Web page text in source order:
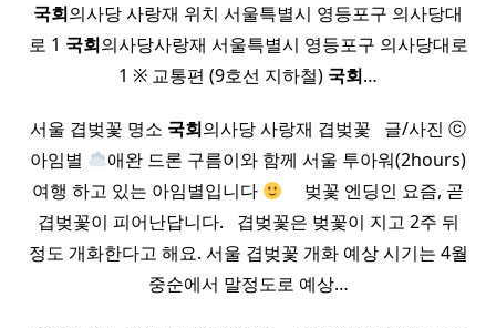
국회의사당 사랑재 위치 서울특별시 영등포구 의사당대
로 1 국회의사당사랑재 서울특별시 영등포구 의사당대로
1 ※ 교통편 (9호선 지하철) 국회…
서울 겹벚꽃 명소 국회의사당 사랑재 겹벚꽃 ​ ​ 글/사진 ⓒ
아임별
애완 드론 구름이와 함께 서울 투아워(2hours)
여행 하고 있는 아임별입니다
​ ​ ​ ​ 벚꽃 엔딩인 요즘, 곧
겹벚꽃이 피어난답니다. ​ ​ 겹벚꽃은 벚꽃이 지고 2주 뒤
정도 개화한다고 해요. 서울 겹벚꽃 개화 예상 시기는 4월
중순에서 말정도로 예상…